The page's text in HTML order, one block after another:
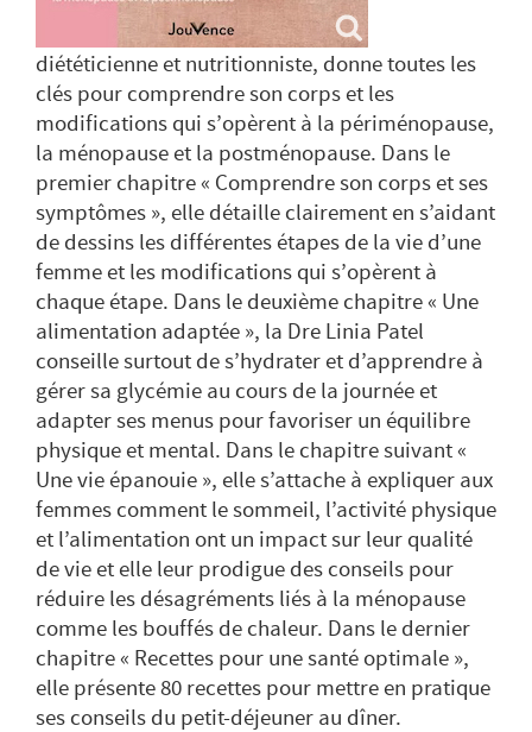
diététicienne et nutritionniste, donne toutes les
clés pour comprendre son corps et les
modifications qui s’opèrent à la périménopause,
la ménopause et la postménopause. Dans le
premier chapitre « Comprendre son corps et ses
symptômes », elle détaille clairement en s’aidant
de dessins les différentes étapes de la vie d’une
femme et les modifications qui s’opèrent à
chaque étape. Dans le deuxième chapitre « Une
alimentation adaptée », la Dre Linia Patel
conseille surtout de s’hydrater et d’apprendre à
gérer sa glycémie au cours de la journée et
adapter ses menus pour favoriser un équilibre
physique et mental. Dans le chapitre suivant «
Une vie épanouie », elle s’attache à expliquer aux
femmes comment le sommeil, l’activité physique
et l’alimentation ont un impact sur leur qualité
de vie et elle leur prodigue des conseils pour
réduire les désagréments liés à la ménopause
comme les bouffés de chaleur. Dans le dernier
chapitre « Recettes pour une santé optimale »,
elle présente 80 recettes pour mettre en pratique
ses conseils du petit-déjeuner au dîner.